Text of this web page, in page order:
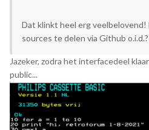
Dat klinkt heel erg veelbelovend!
sources te delen via Github o.i.d.?
Jazeker, zodra het interfacedeel
public...